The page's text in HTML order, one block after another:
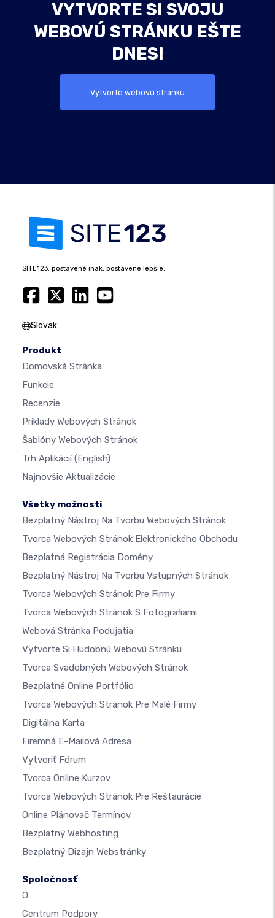
VYTVORTE SI SVOJU
WEBOVÚ STRÁNKU EŠTE
DNES!
Vytvorte webovú stránku
SITE123: postavené inak, postavené lepšie.
Slovak
Produkt
Domovská Stránka
Funkcie
Recenzie
Príklady Webových Stránok
Šablóny Webových Stránok
Trh Aplikácií(English)
Najnovšie Aktualizácie
Všetky možnosti
Bezplatný Nástroj Na Tvorbu Webových Stránok
Tvorca Webových Stránok Elektronického Obchodu
Bezplatná Registrácia Domény
Bezplatný Nástroj Na Tvorbu Vstupných Stránok
Tvorca Webových Stránok Pre Firmy
Tvorca Webových Stránok S Fotografiami
Webová Stránka Podujatia
Vytvorte Si Hudobnú Webovú Stránku
Tvorca Svadobných Webových Stránok
Bezplatné Online Portfólio
Tvorca Webových Stránok Pre Malé Firmy
Digitálna Karta
Firemná E-Mailová Adresa
Vytvoriť Fórum
Tvorca Online Kurzov
Tvorca Webových Stránok Pre Reštaurácie
Online Plánovač Termínov
Bezplatný Webhosting
Bezplatný Dizajn Webstránky
Spoločnosť
O
Centrum Podpory